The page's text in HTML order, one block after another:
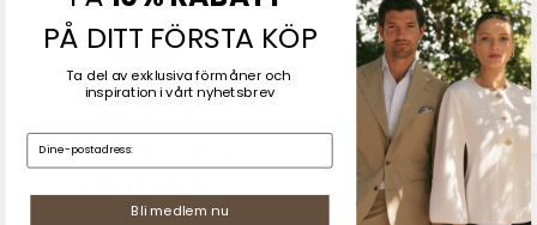
Lillemor Dress - Navy
Sibin Linnebjerg
Franny - Brown
REA-pris
1 999 kr
PÅ DITT FÖRSTA KÖP
Ta del av exklusiva förmåner och
inspirationi vårt nyhetsbrev
E-mail:
Bli medlem nu